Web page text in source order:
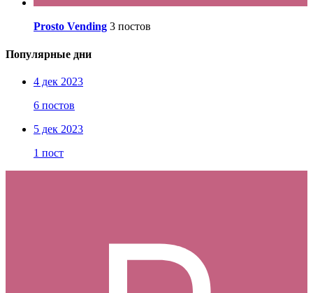
Prosto Vending 3 постов
Популярные дни
4 дек 2023
6 постов
5 дек 2023
1 пост